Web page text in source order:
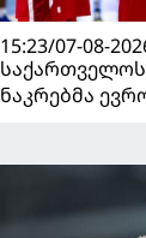
15:23/07-08-
ნაკრებმა